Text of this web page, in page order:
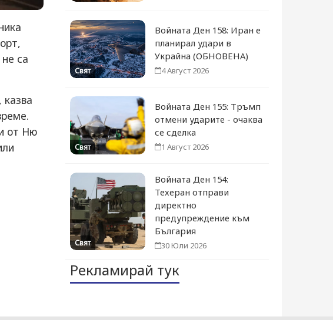
са
от Ню
Свят
Войната Ден 158: Иран е
планирал удари в
Украйна (ОБНОВЕНА)
4 Август 2026
Свят
Войната Ден 155: Тръмп
отмени ударите - очаква
се сделка
1 Август 2026
Свят
Войната Ден 154:
Техеран отправи
директно
предупреждение към
България
30 Юли 2026
Рекламирай тук